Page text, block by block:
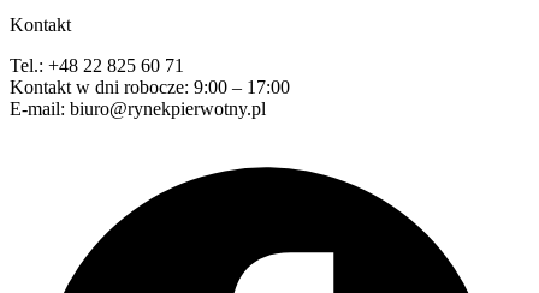
Kontakt
Tel.: +48 22 825 60 71
Kontakt w dni robocze: 9:00 – 17:00
E-mail: biuro@rynekpierwotny.pl